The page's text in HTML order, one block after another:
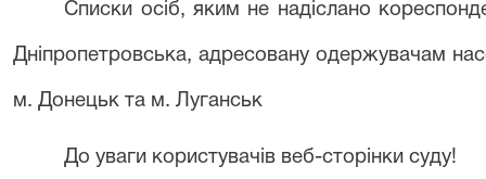
Списки осіб, яким не надіслано
Дніпропетровська, адресовану одержувачам
м. Донецьк та м. Луганськ
До уваги користувачів веб-сторінки суду!